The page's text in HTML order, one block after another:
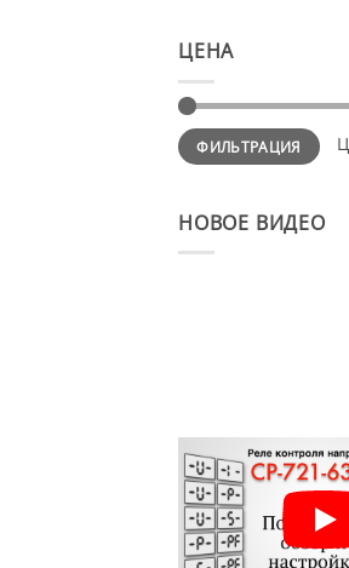
ЦЕНА
Минимальная
цена
Максимальная
ценаФИЛЬТРАЦИЯ
НОВОЕ ВИДЕО